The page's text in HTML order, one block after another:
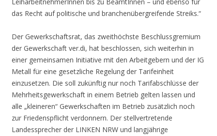
das Recht auf politische und branchenübergreifende Streiks.“
Der Gewerkschaftsrat, das zweithöchste Beschlussgremium
der Gewerkschaft ver.di, hat beschlossen, sich weiterhin in
einer gemeinsamen Initiative mit den Arbeitgebern und der IG
Metall für eine gesetzliche Regelung der Tarifeinheit
einzusetzen. Die soll zukünftig nur noch Tarifabschlüsse der
Mehrheitsgewerkschaft in einem Betrieb gelten lassen und
alle „kleineren“ Gewerkschaften im Betrieb zusätzlich noch
zur Friedenspflicht verdonnern. Der stellvertretende
Landessprecher der LINKEN NRW und langjährige